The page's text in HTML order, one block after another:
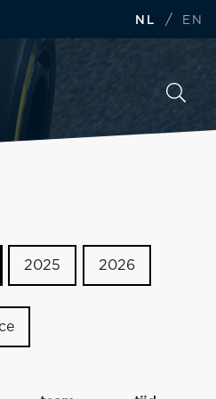
NL / EN
2025 2026